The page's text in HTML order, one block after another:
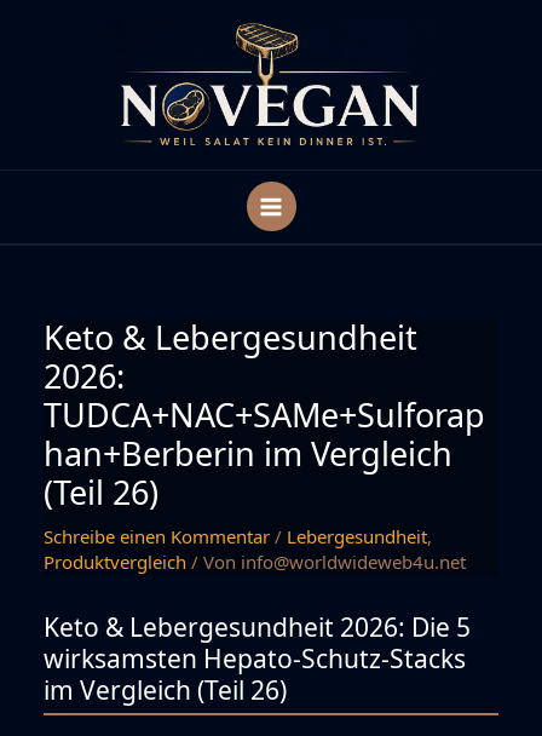
Keto & Lebergesundheit
2026:
TUDCA+NAC+SAMe+Sulforap
han+Berberin im Vergleich
(Teil 26)
Schreibe einen Kommentar / Lebergesundheit,
Produktvergleich / Von info@worldwideweb4u.net
Keto & Lebergesundheit 2026: Die 5
wirksamsten Hepato-Schutz-Stacks
im Vergleich (Teil 26)